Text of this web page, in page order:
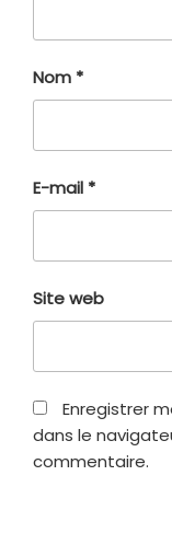
Nom *
E-mail *
Site web
Enregistrer
dans le
commentaire.